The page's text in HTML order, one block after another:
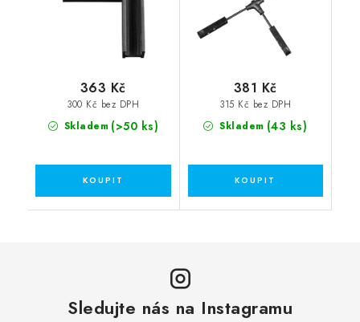
Skladem (>50 ks)
300 Kč bez DPH
363 Kč
Skladem (43 ks)
315 Kč bez DPH
381 Kč
Sledujte nás na Instagramu